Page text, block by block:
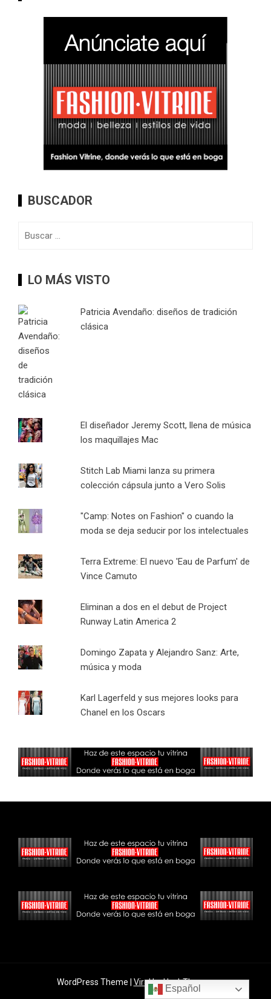
BUSCADOR
LO MÁS VISTO
Patricia Avendaño: diseños de tradición
clásica
El diseñador Jeremy Scott, llena de música
los maquillajes Mac
Stitch Lab Miami lanza su primera
colección cápsula junto a Vero Solis
"Camp: Notes on Fashion" o cuando la
moda se deja seducir por los intelectuales
Terra Extreme: El nuevo 'Eau de Parfum' de
Vince Camuto
Eliminan a dos en el debut de Project
Runway Latin America 2
Domingo Zapata y Alejandro Sanz: Arte,
música y moda
Karl Lagerfeld y sus mejores looks para
Chanel en los Oscars
WordPress Theme | Viralby HashThemes
Español